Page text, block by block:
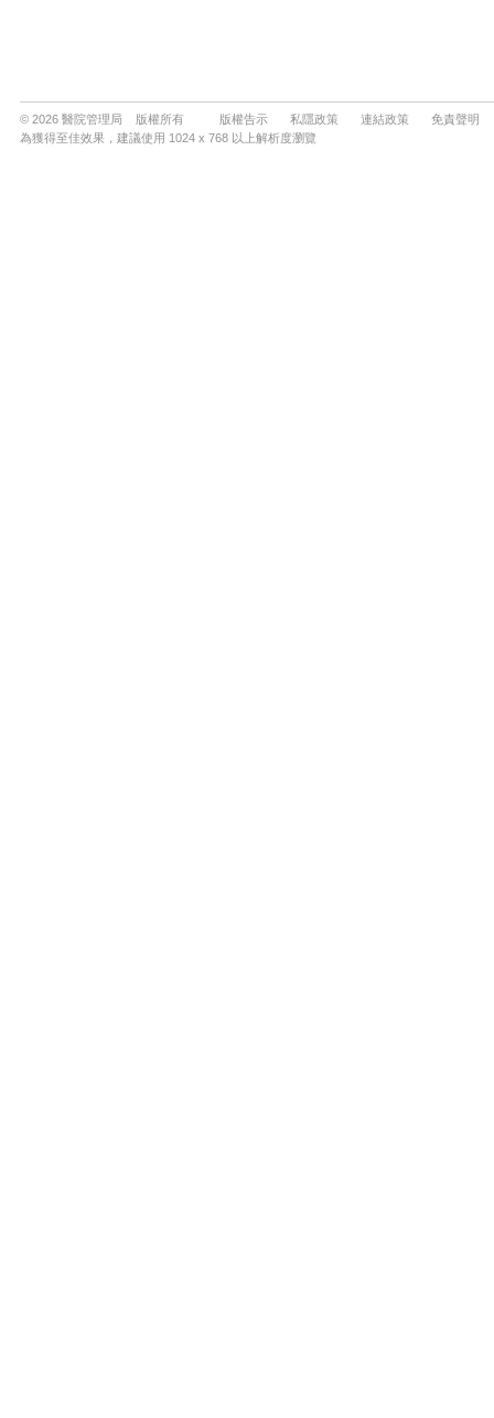
© 2026 醫院管理局 版權所有 版權告示 私隱政策 連結政策
免責聲明
為獲得至佳效果，建議使用 1024 x 768 以上解析度瀏覽